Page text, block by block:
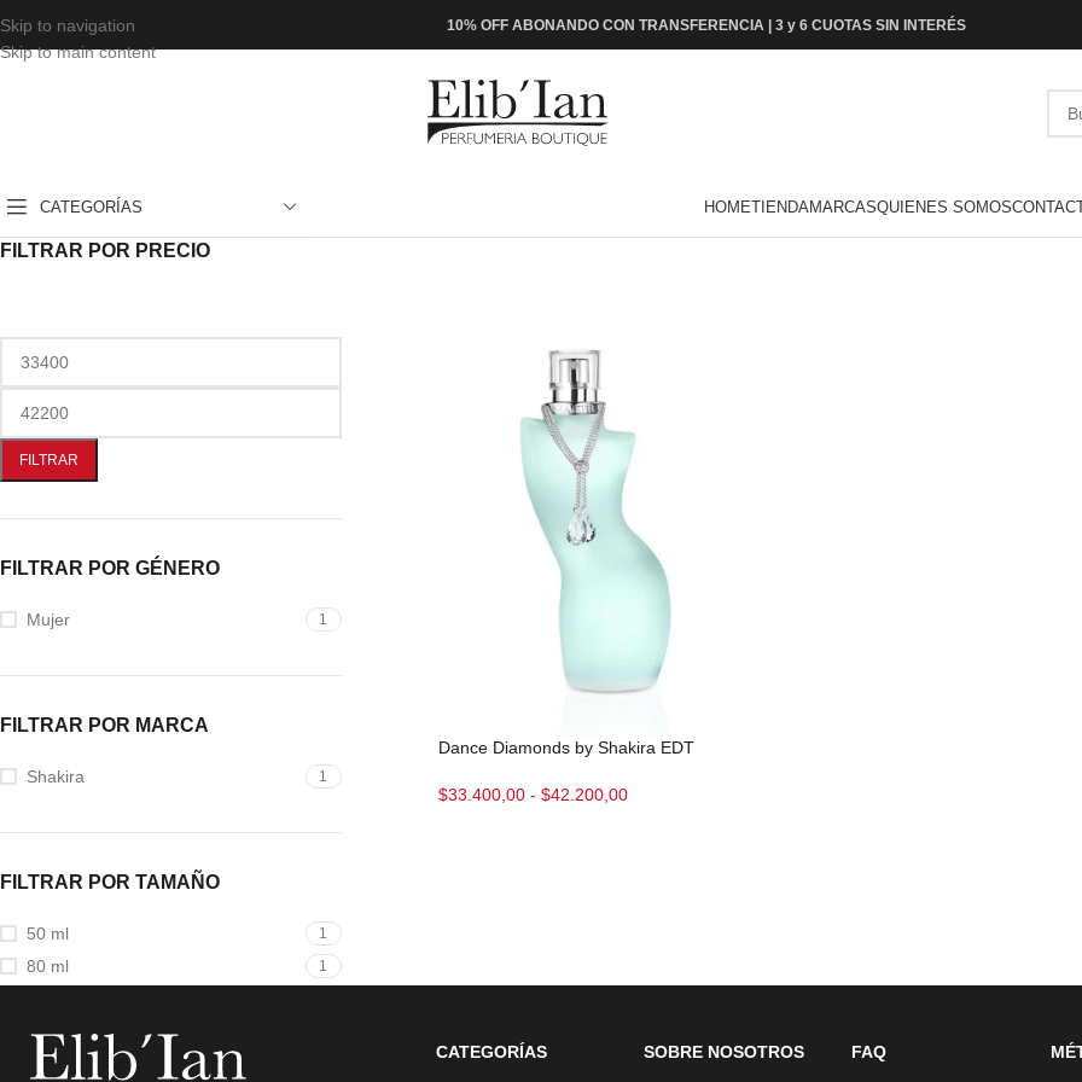
Skip to navigation
Skip to main content
10% OFF ABONANDO CON TRANSFERENCIA | 3 y 6 CUOTAS SIN INTERÉS
CATEGORÍAS HOMETIENDAMARCASQUIENES SOMOS
FILTRAR POR PRECIO
FILTRAR
FILTRAR POR GÉNERO
Mujer 1
FILTRAR POR MARCA
Shakira 1
FILTRAR POR TAMAÑO
50 ml 1
80 ml 1
Dance Diamonds by Shakira EDT
$33.400,00 - $42.200,00
CATEGORÍAS
SOBRE NOSOTROS
FAQ